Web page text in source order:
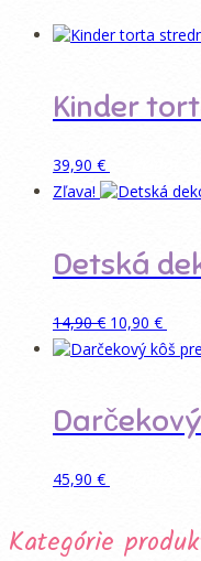
Kinder
39,90 €
Zľava!
Detská
14,90€ Pôvodná
cena
bola:
10,90 €
cena
je:
45,90 €
Kategórie